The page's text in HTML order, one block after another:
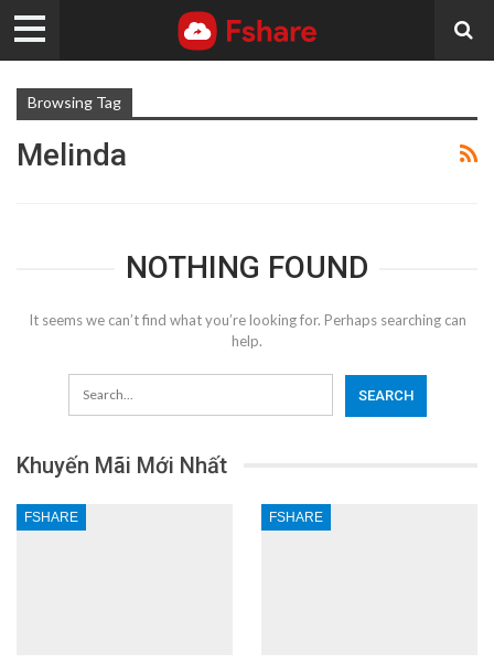
Browsing Tag
Melinda
NOTHING FOUND
It seems we can’t find what you’re looking for. Perhaps searching can
help.
Khuyến Mãi Mới Nhất
FSHARE FSHARE